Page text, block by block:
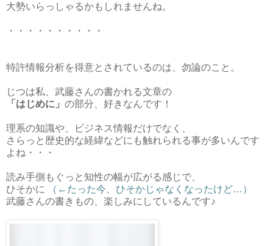
大勢いらっしゃるかもしれませんね。
・・・・・・・・・・
特許情報分析を得意とされているのは、勿論のこと。
じつは私、武藤さんの書かれる文章の
「はじめに」 の部分、好きなんです！
理系の知識や、ビジネス情報だけでなく、
さらっと歴史的な経緯などにも触れられる事が多いんです
よね・・・
読み手側もぐっと知性の幅が広がる感じで、
ひそかに
（←たった今、ひそかじゃなくなったけど…）
武藤さんの書きもの、楽しみにしているんです♪